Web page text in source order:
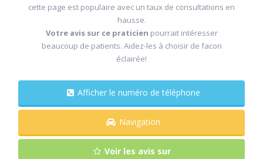
cette page est populaire avec un taux de consultations en
hausse.
Votre avis sur ce praticien pourrait intéresser
beaucoup de patients. Aidez-les à choisir de facon
éclairée!
Afficher le numéro de téléphone
Navigation
Voir les avis sur